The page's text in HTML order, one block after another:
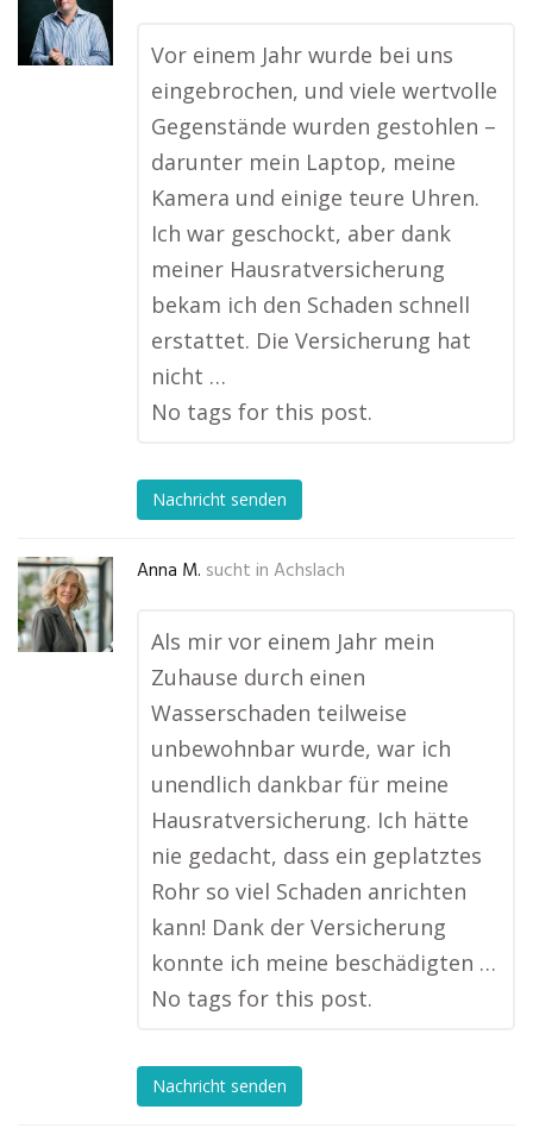
Vor einem Jahr wurde bei uns
eingebrochen, und viele wertvolle
Gegenstände wurden gestohlen –
darunter mein Laptop, meine
Kamera und einige teure Uhren.
Ich war geschockt, aber dank
meiner Hausratversicherung
bekam ich den Schaden schnell
erstattet. Die Versicherung hat
nicht …
No tags for this post.
Nachricht senden
Anna M. sucht in Achslach
Als mir vor einem Jahr mein
Zuhause durch einen
Wasserschaden teilweise
unbewohnbar wurde, war ich
unendlich dankbar für meine
Hausratversicherung. Ich hätte
nie gedacht, dass ein geplatztes
Rohr so viel Schaden anrichten
kann! Dank der Versicherung
konnte ich meine beschädigten …
No tags for this post.
Nachricht senden